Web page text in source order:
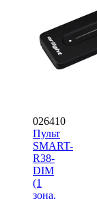
026410
Пульт
SMART-
R38-
DIM
(1
зона,